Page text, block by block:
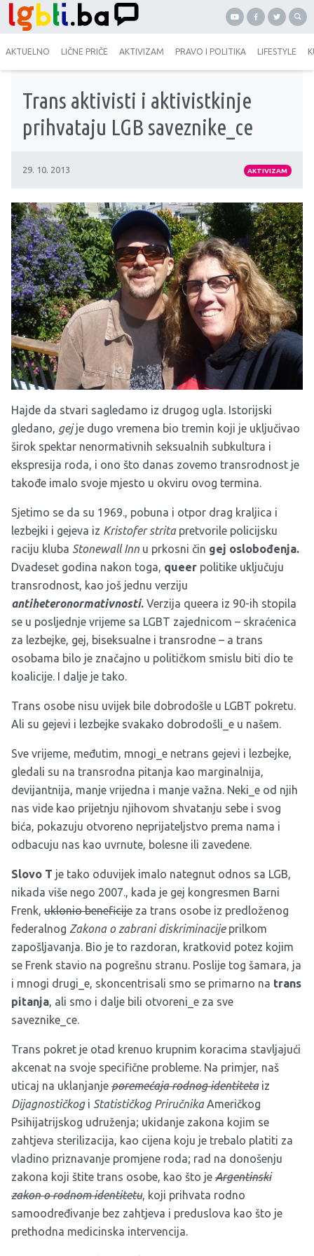
AKTUELNO LIČNE PRIČE AKTIVIZAM PRAVO I POLITIKA LIFESTYLE
Trans aktivisti i aktivistkinje
prihvataju LGB saveznike_ce
29. 10. 2013 AKTIVIZAM
Hajde da stvari sagledamo iz drugog ugla. Istorijski
gledano, gejje dugo vremena bio tremin koji je uključivao
širok spektar nenormativnih seksualnih subkultura i
ekspresija roda, i ono što danas zovemo transrodnost je
takođe imalo svoje mjesto u okviru ovog termina.
Sjetimo se da su 1969., pobuna i otpor drag kraljica i
lezbejki i gejeva iz Kristofer strita pretvorile policijsku
raciju kluba Stonewall Inn u prkosni čin gej oslobođenja.
Dvadeset godina nakon toga, queer politike uključuju
transrodnost, kao još jednu verziju
antiheteronormativnosti. Verzija queera iz 90-ih stopila
se u posljednje vrijeme sa LGBT zajednicom – skraćenica
za lezbejke, gej, biseksualne i transrodne – a trans
osobama bilo je značajno u političkom smislu biti dio te
koalicije. I dalje je tako.
Trans osobe nisu uvijek bile dobrodošle u LGBT pokretu.
Ali su gejevi i lezbejke svakako dobrodošli_e u našem.
Sve vrijeme, međutim, mnogi_e netrans gejevi i lezbejke,
gledali su na transrodna pitanja kao marginalnija,
devijantnija, manje vrijedna i manje važna. Neki_e od njih
nas vide kao prijetnju njihovom shvatanju sebe i svog
bića, pokazuju otvoreno neprijateljstvo prema nama i
odbacuju nas kao uvrnute, bolesne ili zavedene.
Slovo T je tako oduvijek imalo nategnut odnos sa LGB,
nikada više nego 2007., kada je gej kongresmen Barni
Frenk, uklonio beneficije za trans osobe iz predloženog
federalnog Zakona o zabrani diskriminacijeprilkom
zapošljavanja. Bio je to razdoran, kratkovid potez kojim
se Frenk stavio na pogrešnu stranu. Poslije tog šamara, ja
i mnogi drugi_e, skoncentrisali smo se primarno na trans
pitanja, ali smo i dalje bili otvoreni_e za sve
saveznike_ce.
Trans pokret je otad krenuo krupnim koracima stavljajući
akcenat na svoje specifične probleme. Na primjer, naš
uticaj na uklanjanje poremećaja rodnog identitetaiz
Dijagnostičkogi Statističkog PriručnikaAmeričkog
Psihijatrijskog udruženja; ukidanje zakona kojim se
zahtjeva sterilizacija, kao cijena koju je trebalo platiti za
vladino priznavanje promjene roda; rad na donošenju
zakona koji štite trans osobe, kao što je Argentinski
zakon o rodnom identitetu, koji prihvata rodno
samoodređivanje bez zahtjeva i preduslova kao što je
prethodna medicinska intervencija.